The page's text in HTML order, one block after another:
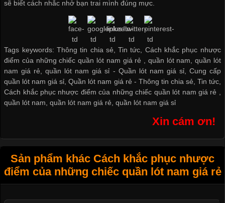
sẽ biết cách nhắc nhở bạn trai mình đúng mực.
Tags keywords: Thông tin chia sẻ, Tin tức, Cách khắc phục nhược
điểm của những chiếc quần lót nam giá rẻ , quần lót nam, quần lót
nam giá rẻ, quần lót nam giá sỉ - Quần lót nam giá sỉ, Cung cấp
quần lót nam giá sỉ ,Quần lót nam giá rẻ - Thông tin chia sẻ Tin tức,
Cách khắc phục nhược điểm của những chiếc quần lót nam giá rẻ
quần lót nam ,quần lót nam giá rẻ ,quần lót nam giá sỉ
Xin cám ơn!
Sản phẩm khác Cách khắc phục nhược
điểm của những chiếc quần lót nam giá rẻ